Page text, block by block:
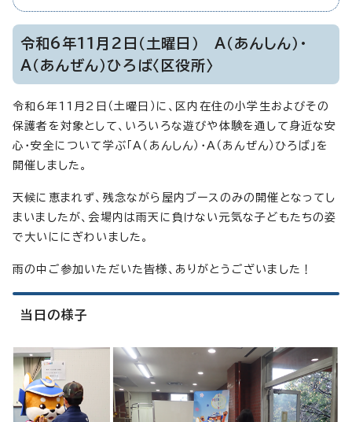
令和6年11月2日（土曜日） A（あんしん）・
A（あんぜん）ひろば〈区役所〉
令和6年11月2日（土曜日）に、区内在住の小学生およびその
保護者を対象として、いろいろな遊びや体験を通して身近な安
心・安全について学ぶ「A（あんしん）・A（あんぜん）ひろば」を
開催しました。
天候に恵まれず、残念ながら屋内ブースのみの開催となってし
まいましたが、会場内は雨天に負けない元気な子どもたちの姿
で大いににぎわいました。
雨の中ご参加いただいた皆様、ありがとうございました！
当日の様子